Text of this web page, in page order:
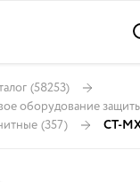
(58253)
оборудование
(357) CT-